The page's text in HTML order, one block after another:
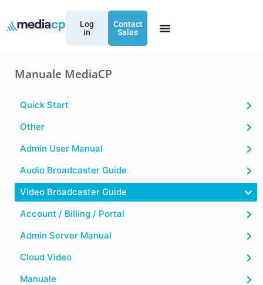
Log
in
Contact
Sales
Manuale MediaCP
Quick Start
Other
Admin User Manual
Audio Broadcaster Guide
Video Broadcaster Guide
Account / Billing / Portal
Admin Server Manual
Cloud Video
Manuale